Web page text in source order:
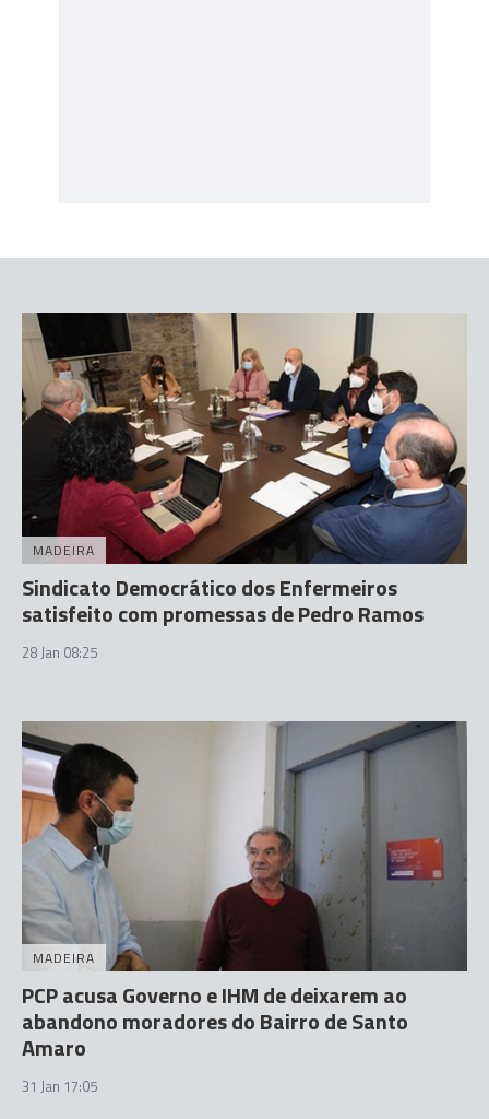
MADEIRA
Sindicato Democrático dos Enfermeiros
satisfeito com promessas de Pedro Ramos
28 Jan 08:25
MADEIRA
PCP acusa Governo e IHM de deixarem ao
abandono moradores do Bairro de Santo
Amaro
31 Jan 17:05